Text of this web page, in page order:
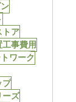
トア
事費用
ワーク
プ
ーズ